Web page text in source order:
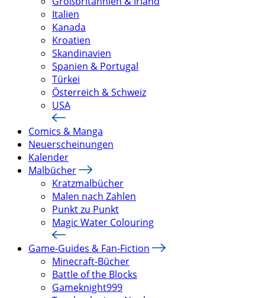
Italien
Kanada
Kroatien
Skandinavien
Spanien & Portugal
Türkei
Österreich & Schweiz
USA
Comics & Manga
Neuerscheinungen
Kalender
Malbücher
Kratzmalbücher
Malen nach Zahlen
Punkt zu Punkt
Magic Water Colouring
Game-Guides & Fan-Fiction
Minecraft-Bücher
Battle of the Blocks
Gameknight999